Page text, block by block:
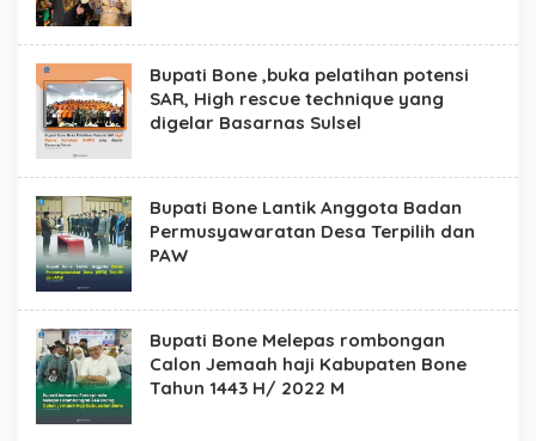
Bupati Bone ,buka pelatihan potensi
SAR, High rescue technique yang
digelar Basarnas Sulsel
Bupati Bone Lantik Anggota Badan
Permusyawaratan Desa Terpilih dan
PAW
Bupati Bone Melepas rombongan
Calon Jemaah haji Kabupaten Bone
Tahun 1443 H/ 2022 M